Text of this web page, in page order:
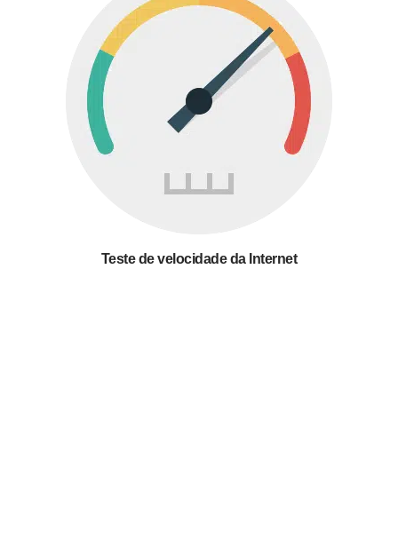
Teste de velocidade da Internet